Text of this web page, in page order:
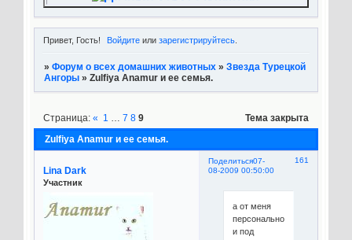
Привет, Гость! Войдите илизарегистрируйтесь
» Форум о всех домашних животных » Звезда Турецкой
Ангоры » Zulfiya Anamur и ее семья.
Zulfiya Anamur и ее семья.
Страница: « 1 … 7 8 9 Тема закрыта
Поделиться 161
07-
08-2009 00:50:00
Lina Dark
Участник
а от меня
персонально
и под